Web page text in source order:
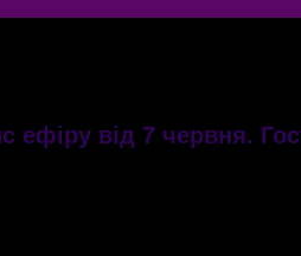
від 7 червня.